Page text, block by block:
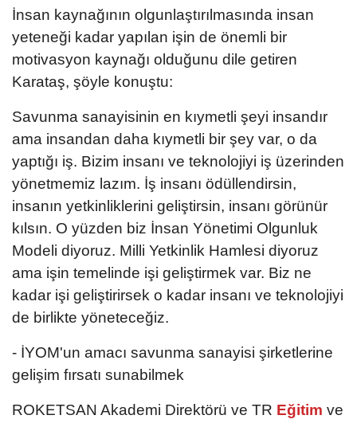
İnsan kaynağının olgunlaştırılmasında insan
yeteneği kadar yapılan işin de önemli bir
motivasyon kaynağı olduğunu dile getiren
Karataş, şöyle konuştu:
Savunma sanayisinin en kıymetli şeyi insandır
ama insandan daha kıymetli bir şey var, o da
yaptığı iş. Bizim insanı ve teknolojiyi iş üzerinden
yönetmemiz lazım. İş insanı ödüllendirsin,
insanın yetkinliklerini geliştirsin, insanı görünür
kılsın. O yüzden biz İnsan Yönetimi Olgunluk
Modeli diyoruz. Milli Yetkinlik Hamlesi diyoruz
ama işin temelinde işi geliştirmek var. Biz ne
kadar işi geliştirirsek o kadar insanı ve teknolojiyi
de birlikte yöneteceğiz.
- İYOM'un amacı savunma sanayisi şirketlerine
gelişim fırsatı sunabilmek
ROKETSAN Akademi Direktörü ve TR Eğitim ve